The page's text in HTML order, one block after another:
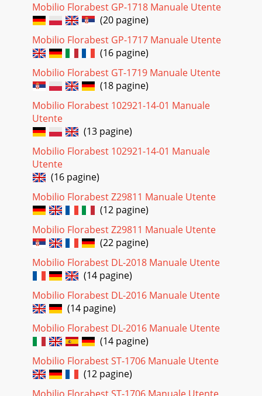
Mobilio Florabest GP-1718 Manuale Utente
(20 pagine)
Mobilio Florabest GP-1717 Manuale Utente
(16 pagine)
Mobilio Florabest GT-1719 Manuale Utente
(18 pagine)
Mobilio Florabest 102921-14-01 Manuale
Utente
(13 pagine)
Mobilio Florabest 102921-14-01 Manuale
Utente
(16 pagine)
Mobilio Florabest Z29811 Manuale Utente
(12 pagine)
Mobilio Florabest Z29811 Manuale Utente
(22 pagine)
Mobilio Florabest DL-2018 Manuale Utente
(14 pagine)
Mobilio Florabest DL-2016 Manuale Utente
(14 pagine)
Mobilio Florabest DL-2016 Manuale Utente
(14 pagine)
Mobilio Florabest ST-1706 Manuale Utente
(12 pagine)